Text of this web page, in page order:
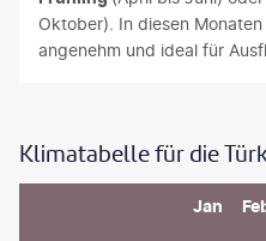
Oktober). In diesen
angenehm und ideal für
Klimatabelle für die
Jan